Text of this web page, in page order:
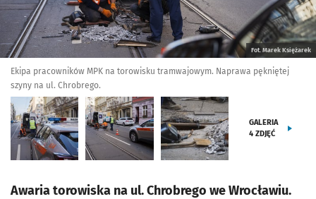
Fot. Marek Księżarek
Ekipa pracowników MPK na torowisku tramwajowym. Naprawa pękniętej
szyny na ul. Chrobrego.
GALERIA
4 ZDJĘĆ
Awaria torowiska na ul. Chrobrego we Wrocławiu.